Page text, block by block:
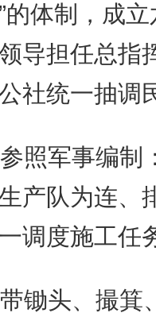
的体制，成
导担任总指
社统一抽调
照军事编制
产队为连、
调度施工任
锄头、撮箕